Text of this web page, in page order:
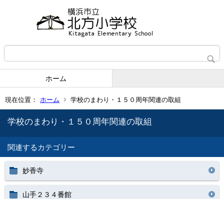
ホーム
現在位置： ホーム 学校のまわり・１５０周年関連の取組
学校のまわり・１５０周年関連の取組
関連するカテゴリー
妙香寺
山手２３４番館